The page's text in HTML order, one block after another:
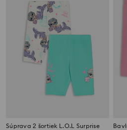
Súprava 2 šortiek L.O.L Surprise